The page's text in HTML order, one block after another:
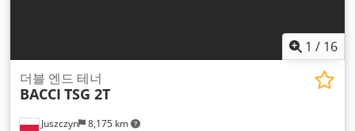
1 / 16
Juszczyn 8,175 km
더블 엔드 테너
BACCI TSG 2T